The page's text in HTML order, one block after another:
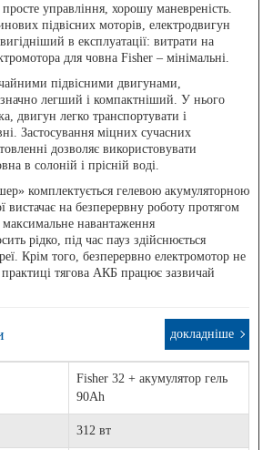
управління, хорошу маневреність.
підвісних моторів, електродвигун
в експлуатації: витрати на
для човна Fisher – мінімальні.
підвісними двигунами,
легший і компактніший. У нього
двигун легко транспортувати і
Застосування міцних сучасних
дозволяє використовувати
в солоній і прісній воді.
комплектується гелевою акумуляторною
вистачає на безперервну роботу протягом
навантаження
рідко, під час пауз здійснюється
Крім того, безперервно електромотор не
практиці тягова АКБ працює зазвичай
докладніше
Fisher 32 + акумулятор гель
90Ah
312 вт